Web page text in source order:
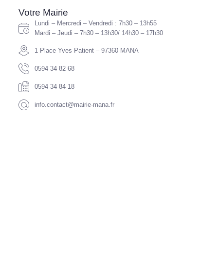
Votre Mairie
Lundi – Mercredi – Vendredi : 7h30 – 13h55
Mardi – Jeudi – 7h30 – 13h30/ 14h30 – 17h30
1 Place Yves Patient – 97360 MANA
0594 34 82 68
0594 34 84 18
info.contact@mairie-mana.fr